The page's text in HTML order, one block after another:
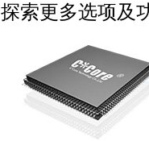
探索更多选项及